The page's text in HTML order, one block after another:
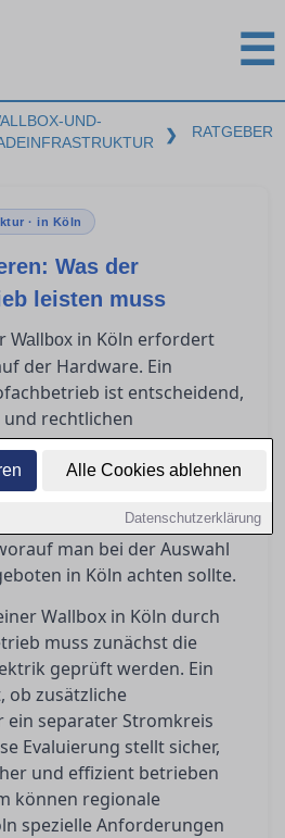
Alle Cookies ablehnen
Datenschutzerklärung
☰
UND-
❯ RATGEBER
· in Köln
Was der
leisten muss
Wallbox in Köln erfordert
der Hardware. Ein
ist entscheidend,
rechtlichen
Dieser Ratgeber
Installationsplanung zu
Bedeutung der
Netzverträglichkeitsprüfung
man bei der Auswahl
in Köln achten sollte.
Wallbox in Köln durch
muss zunächst die
geprüft werden. Ein
ob zusätzliche
ein separater Stromkreis
Evaluierung stellt sicher,
und effizient betrieben
können regionale
spezielle Anforderungen